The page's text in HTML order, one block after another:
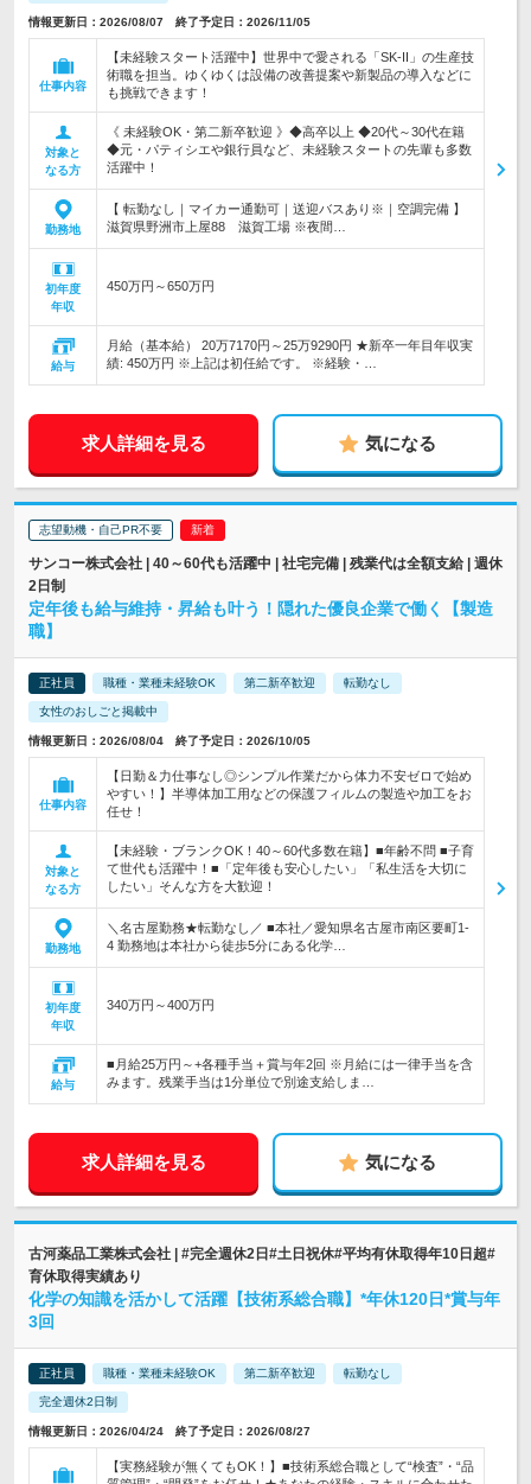
情報更新日：2026/08/07 終了予定日：2026/11/05
仕事内容
【未経験スタート活躍中】世界中で愛される「SK-II」の生産技
術職を担当。ゆくゆくは設備の改善提案や新製品の導入などに
も挑戦できます！
対象と
なる方
《 未経験OK・第二新卒歓迎 》◆高卒以上 ◆20代～30代在籍
◆元・パティシエや銀行員など、未経験スタートの先輩も多数
活躍中！
勤務地
【 転勤なし｜マイカー通勤可｜送迎バスあり※｜空調完備 】
滋賀県野洲市上屋88 滋賀工場 ※夜間…
初年度
年収
450万円～650万円
給与
月給（基本給） 20万7170円～25万9290円 ★新卒一年目年収実
績: 450万円 ※上記は初任給です。 ※経験・…
求人詳細を見る 気になる
志望動機・自己PR不要
サンコー株式会社 | 40～60代も活躍中 | 社宅完備 | 残業代は全額支給 | 週休
2日制
定年後も給与維持・昇給も叶う！隠れた優良企業で働く【製造
職】
正社員 職種・業種未経験OK 第二新卒歓迎 転勤なし
女性のおしごと掲載中
情報更新日：2026/08/04 終了予定日：2026/10/05
仕事内容
【日勤＆力仕事なし◎シンプル作業だから体力不安ゼロで始め
やすい！】半導体加工用などの保護フィルムの製造や加工をお
任せ！
対象と
なる方
【未経験・ブランクOK！40～60代多数在籍】■年齢不問 ■子育
て世代も活躍中！■「定年後も安心したい」「私生活を大切に
したい」そんな方を大歓迎！
勤務地
＼名古屋勤務★転勤なし／ ■本社／愛知県名古屋市南区要町1-
4 勤務地は本社から徒歩5分にある化学…
初年度
年収
340万円～400万円
給与
■月給25万円～+各種手当＋賞与年2回 ※月給には一律手当を含
みます。残業手当は1分単位で別途支給しま…
求人詳細を見る 気になる
古河薬品工業株式会社 | #完全週休2日#土日祝休#平均有休取得年10日超#
育休取得実績あり
化学の知識を活かして活躍【技術系総合職】*年休120日*賞与年
3回
正社員 職種・業種未経験OK 第二新卒歓迎 転勤なし
完全週休2日制
情報更新日：2026/04/24 終了予定日：2026/08/27
【実務経験が無くてもOK！】■技術系総合職として“検査”・“品